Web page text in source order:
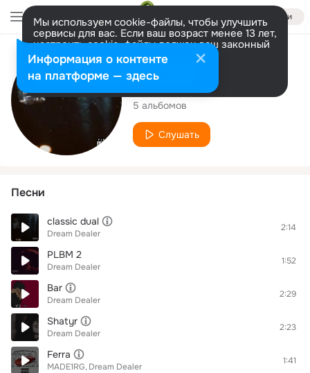
Войти
Мы используем cookie-файлы, чтобы улучшить
сервисы для вас. Если ваш возраст менее 13 лет,
настроить cookie-файлы должен ваш законный
представитель. Больше информации
Разрешить все Настроить
Исполнитель
Dream Dealer
5 альбомов
Слушать
Песни
classic dual
Dream Dealer
2:14
PLBM 2
Dream Dealer
1:52
Bar
Dream Dealer
2:29
Shatyr
Dream Dealer
2:23
Ferra
MADE1RG Dream Dealer
1:41
Информация о контенте
на платформе — здесь